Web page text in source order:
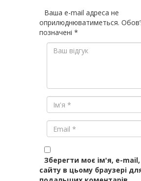
Ваша e-mail адреса не
оприлюднюватиметься.
позначені *
Зберегти моє ім'я, e-
сайту в цьому браузері